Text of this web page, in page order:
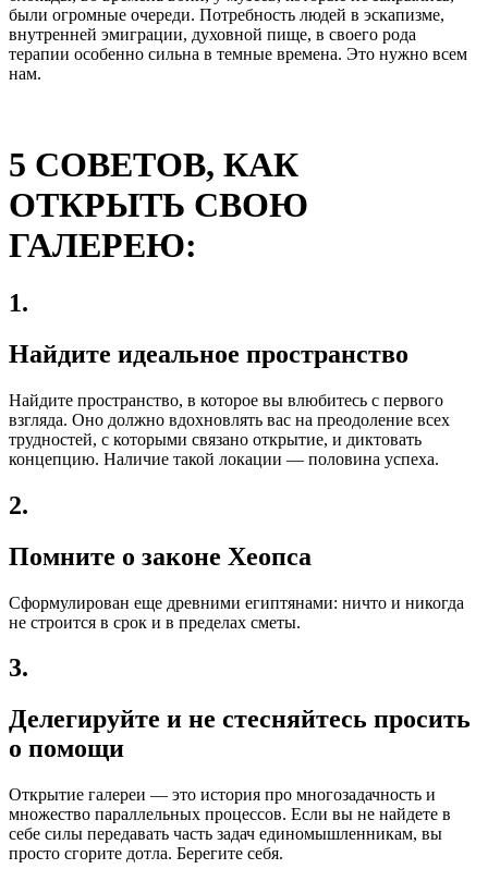
были огромные очереди. Потребность людей в эскапизме,
внутренней эмиграции, духовной пище, в своего рода
терапии особенно сильна в темные времена. Это нужно всем
нам.
5 СОВЕТОВ, КАК
ОТКРЫТЬ СВОЮ
ГАЛЕРЕЮ:
1.
Найдите идеальное пространство
Найдите пространство, в которое вы влюбитесь с первого
взгляда. Оно должно вдохновлять вас на преодоление всех
трудностей, с которыми связано открытие, и диктовать
концепцию. Наличие такой локации — половина успеха.
2.
Помните о законе Хеопса
Сформулирован еще древними египтянами: ничто и никогда
не строится в срок и в пределах сметы.
3.
Делегируйте и не стесняйтесь просить
о помощи
Открытие галереи — это история про многозадачность и
множество параллельных процессов. Если вы не найдете в
себе силы передавать часть задач единомышленникам, вы
просто сгорите дотла. Берегите себя.